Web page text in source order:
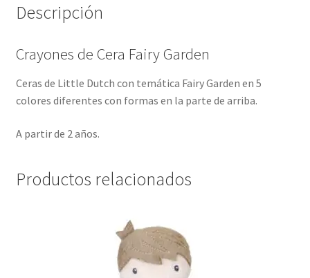
Descripción
Crayones de Cera Fairy Garden
Ceras de Little Dutch con temática Fairy Garden en 5
colores diferentes con formas en la parte de arriba.
A partir de 2 años.
Productos relacionados